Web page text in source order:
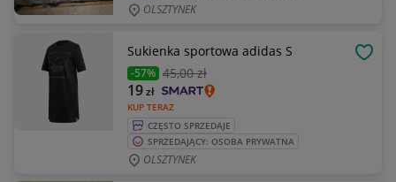
OLSZTYNEK
Sukienka sportowa adidas S
-57% 45,00 zł
KUP TERAZ
19zł
CZĘSTO SPRZEDAJE
SPRZEDAJĄCY: OSOBA PRYWATNA
OLSZTYNEK